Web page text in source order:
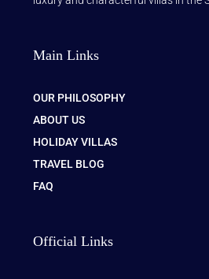
Main Links
OUR PHILOSOPHY
ABOUT US
HOLIDAY VILLAS
TRAVEL BLOG
FAQ
Official Links